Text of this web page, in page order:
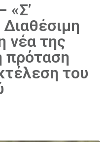
«Σ’
νέα της
πρόταση
του